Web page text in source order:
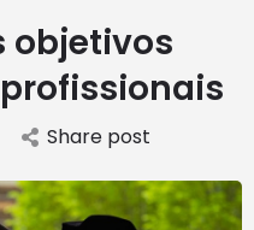
objetivos
Share post